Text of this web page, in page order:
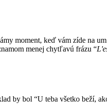
moment, keď vám zíde na
menej chytľavú frázu “
by bol “U teba všetko beží,